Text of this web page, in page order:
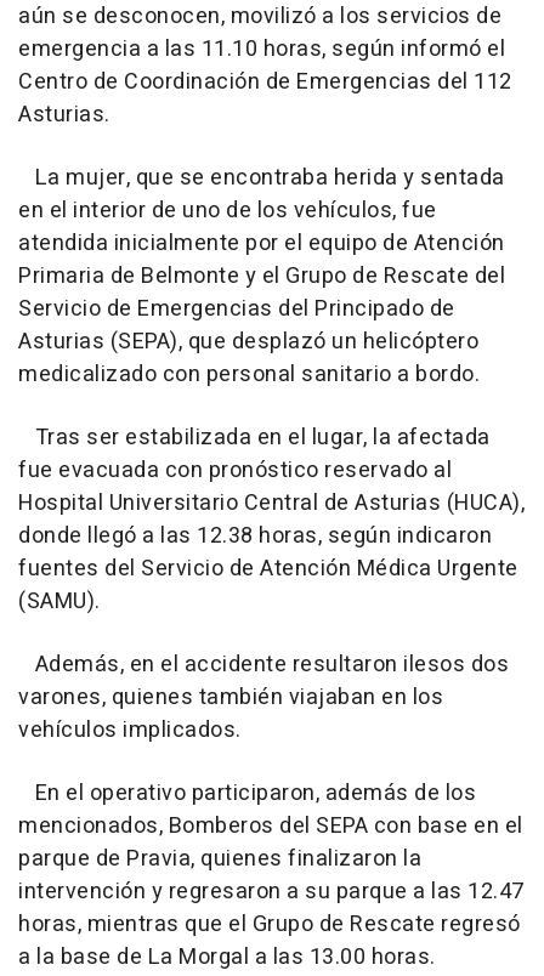
aún se desconocen, movilizó a los servicios de
emergencia a las 11.10 horas, según informó el
Centro de Coordinación de Emergencias del 112
Asturias.
La mujer, que se encontraba herida y sentada
en el interior de uno de los vehículos, fue
atendida inicialmente por el equipo de Atención
Primaria de Belmonte y el Grupo de Rescate del
Servicio de Emergencias del Principado de
Asturias (SEPA), que desplazó un helicóptero
medicalizado con personal sanitario a bordo.
Tras ser estabilizada en el lugar, la afectada
fue evacuada con pronóstico reservado al
Hospital Universitario Central de Asturias (HUCA),
donde llegó a las 12.38 horas, según indicaron
fuentes del Servicio de Atención Médica Urgente
(SAMU).
Además, en el accidente resultaron ilesos dos
varones, quienes también viajaban en los
vehículos implicados.
En el operativo participaron, además de los
mencionados, Bomberos del SEPA con base en el
parque de Pravia, quienes finalizaron la
intervención y regresaron a su parque a las 12.47
horas, mientras que el Grupo de Rescate regresó
a la base de La Morgal a las 13.00 horas.